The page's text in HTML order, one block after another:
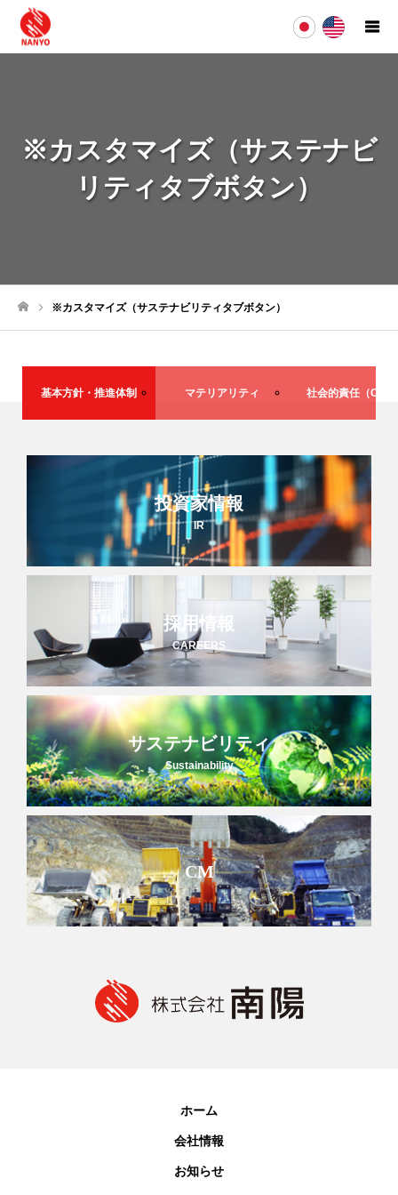
※カスタマイズ（サステナビ
リティタブボタン）
※カスタマイズ（サステナビリティタブボタン）
基本方針・推進体制 マテリアリティ 社会的責任（CSR
投資家情報
IR
採用情報
CAREERS
サステナビリティ
Sustainability
CM
ホーム
会社情報
お知らせ